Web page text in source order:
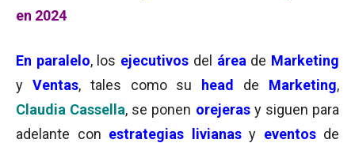
en 2024
En paralelo, los ejecutivos del área de Marketing
y Ventas, tales como su head de Marketing,
Claudia Cassella, se ponen orejeras y siguen para
adelante con estrategias livianas y eventos de